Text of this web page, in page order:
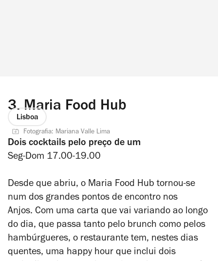
3. Maria Food Hub
Lisboa
Fotografia: Mariana Valle Lima
Dois cocktails pelo preço de um
Seg-Dom 17.00-19.00
Desde que abriu, o Maria Food Hub tornou-se
num dos grandes pontos de encontro nos
Anjos. Com uma carta que vai variando ao longo
do dia, que passa tanto pelo brunch como pelos
hambúrgueres, o restaurante tem, nestes dias
quentes, uma happy hour que inclui dois